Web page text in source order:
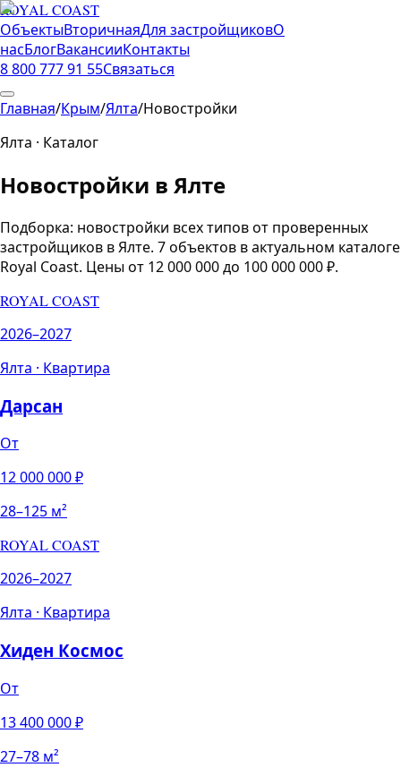
ROYAL COAST
ОбъектыВторичнаяДля застройщиковО
насБлогВакансииКонтакты
8 800 777 91 55Связаться
Главная/Крым/Ялта/Новостройки
Ялта · Каталог
Новостройки в Ялте
Подборка: новостройки всех типов от проверенных
застройщиков вЯлте. 7объектов в актуальном каталоге
Royal Coast. Цены от 12 000 000 до 100 000 000 ₽.
ROYAL COAST
2026–2027
Ялта · Квартира
Дарсан
От
12 000 000₽
28–125 м²
ROYAL COAST
2026–2027
Ялта · Квартира
Хиден Космос
От
13 400 000₽
27–78 м²